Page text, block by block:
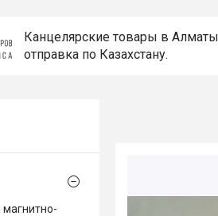
Канцелярские товары в
отправка по Казахстану.
магнитно-